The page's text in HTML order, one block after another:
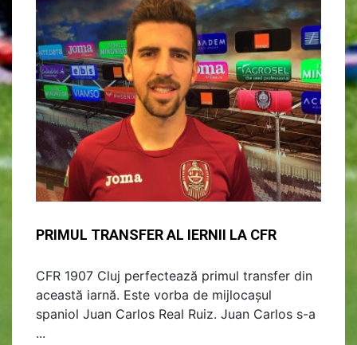
PRIMUL TRANSFER AL IERNII LA CFR
CFR 1907 Cluj perfectează primul transfer din
această iarnă. Este vorba de mijlocașul
spaniol Juan Carlos Real Ruiz. Juan Carlos s-a
...